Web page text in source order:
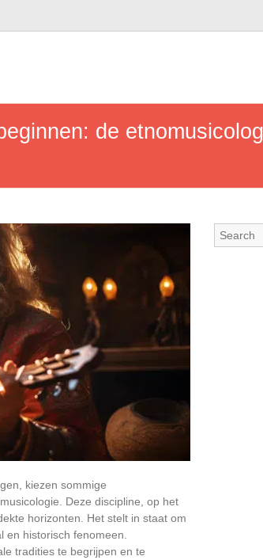
de
kiezen sommige
Deze discipline, op het
horizonten. Het stelt in staat om
en historisch fenomeen.
tradities te begrijpen en te